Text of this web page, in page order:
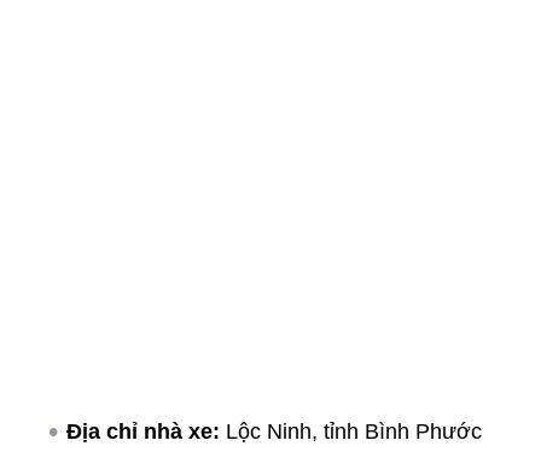
Địa chỉ nhà xe: Lộc Ninh, tỉnh Bình Phước